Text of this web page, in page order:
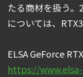
たる商材を扱う
については、
ELSA GeForce
https://www.elsa-